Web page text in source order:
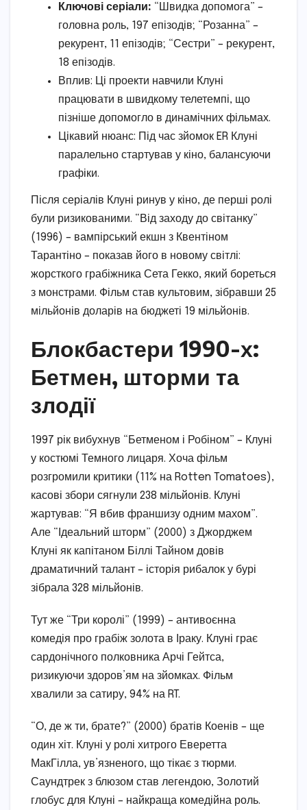
Ключові серіали: “Швидка допомога” –
головна роль, 197 епізодів; “Розанна” –
рекурент, 11 епізодів; “Сестри” – рекурент,
18 епізодів.
Вплив: Ці проекти навчили Клуні
працювати в швидкому телетемпі, що
пізніше допомогло в динамічних фільмах.
Цікавий нюанс: Під час зйомок ER Клуні
паралельно стартував у кіно, балансуючи
графіки.
Після серіалів Клуні ринув у кіно, де перші ролі
були ризикованими. “Від заходу до світанку”
(1996) – вампірський екшн з Квентіном
Тарантіно – показав його в новому світлі:
жорсткого грабіжника Сета Гекко, який бореться
з монстрами. Фільм став культовим, зібравши 25
мільйонів доларів на бюджеті 19 мільйонів.
Блокбастери 1990-х:
Бетмен, шторми та
злодії
1997 рік вибухнув “Бетменом і Робіном” – Клуні
у костюмі Темного лицаря. Хоча фільм
розгромили критики (11% на Rotten Tomatoes),
касові збори сягнули 238 мільйонів. Клуні
жартував: “Я вбив франшизу одним махом”.
Але “Ідеальний шторм” (2000) з Джорджем
Клуні як капітаном Біллі Тайном довів
драматичний талант – історія рибалок у бурі
зібрала 328 мільйонів.
Тут же “Три королі” (1999) – антивоєнна
комедія про грабіж золота в Іраку. Клуні грає
сардонічного полковника Арчі Гейтса,
ризикуючи здоров’ям на зйомках. Фільм
хвалили за сатиру, 94% на RT.
“О, де ж ти, брате?” (2000) братів Коенів – ще
один хіт. Клуні у ролі хитрого Еверетта
МакГілла, ув’язненого, що тікає з тюрми.
Саундтрек з блюзом став легендою, Золотий
глобус для Клуні – найкраща комедійна роль.